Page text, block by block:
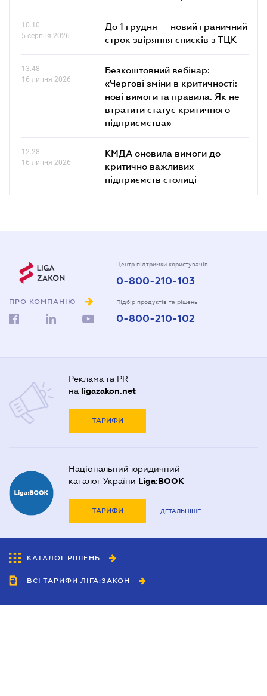
10.10
5 серпня 2026
До 1 грудня — новий граничний
строк звіряння списків з ТЦК
13.48
16 липня 2026
Безкоштовний вебінар:
«Чергові зміни в критичності:
нові вимоги та правила. Як не
втратити статус критичного
підприємства»
12.28
16 липня 2026
КМДА оновила вимоги до
критично важливих
підприємств столиці
ПРО КОМПАНІЮ
Центр підтримки користувачів
0-800-210-103
Підбір продуктів та рішень
0-800-210-102
Реклама та PR
на ligazakon.net
ТАРИФИ
Національний юридичний
каталог України Liga:BOOK
ТАРИФИ ДЕТАЛЬНІШЕ
КАТАЛОГ РІШЕНЬ
ВСІ ТАРИФИ ЛІГА:ЗАКОН